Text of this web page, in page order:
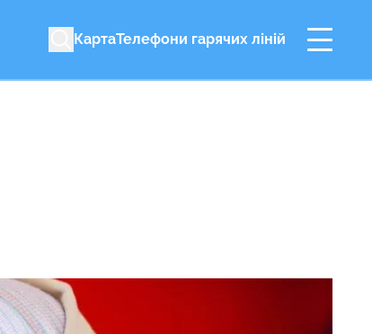
КартаТелефони гарячих ліній